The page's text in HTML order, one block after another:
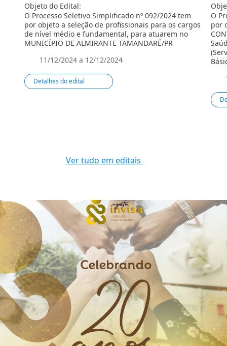
Objeto do Edital:
O Processo Seletivo Simplificado nº 092/2024 tem
por objeto a seleção de profissionais para os cargos
de nível médio e fundamental, para atuarem no
MUNICÍPIO DE ALMIRANTE TAMANDARÉ/PR
11/12/2024 a 12/12/2024
Detalhes do edital
O
por
Ver tudo em editais